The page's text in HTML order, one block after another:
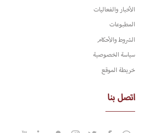
الأخبار والفعاليات
المطبوعات
الشروط والأحكام
سياسة الخصوصية
خريطة الموقع
اتصل بنا